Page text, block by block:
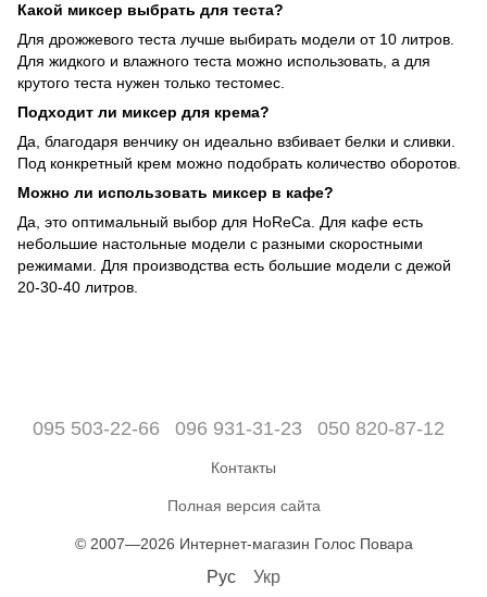
Какой миксер выбрать для теста?
Для дрожжевого теста лучше выбирать модели от 10 литров.
Для жидкого и влажного теста можно использовать, а для
крутого теста нужен только тестомес.
Подходит ли миксер для крема?
Да, благодаря венчику он идеально взбивает белки и сливки.
Под конкретный крем можно подобрать количество оборотов.
Можно ли использовать миксер в кафе?
Да, это оптимальный выбор для HoReCa. Для кафе есть
небольшие настольные модели с разными скоростными
режимами. Для производства есть большие модели с дежой
20-30-40 литров.
095 503-22-66 096 931-31-23 050 820-87-12
Контакты
Полная версия сайта
© 2007—2026 Интернет-магазин Голос Повара
Рус Укр